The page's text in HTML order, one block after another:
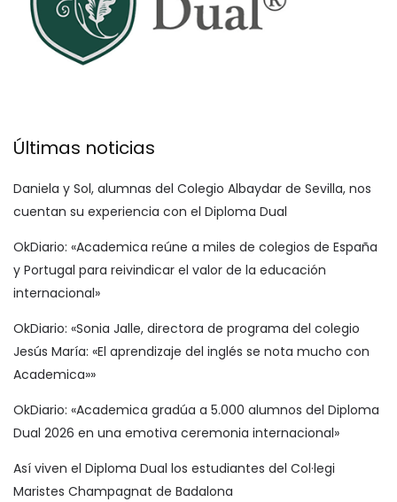
Últimas noticias
Daniela y Sol, alumnas del Colegio Albaydar de Sevilla, nos
cuentan su experiencia con el Diploma Dual
OkDiario: «Academica reúne a miles de colegios de España
y Portugal para reivindicar el valor de la educación
internacional»
OkDiario: «Sonia Jalle, directora de programa del colegio
Jesús María: «El aprendizaje del inglés se nota mucho con
Academica»»
OkDiario: «Academica gradúa a 5.000 alumnos del Diploma
Dual 2026 en una emotiva ceremonia internacional»
Así viven el Diploma Dual los estudiantes del Col·legi
Maristes Champagnat de Badalona